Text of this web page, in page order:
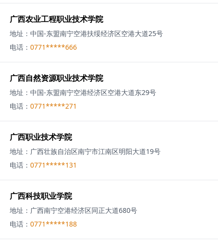
广西农业工程职业技术学院
地址： 中国-东盟南宁空港扶绥经济区空港大道25号
电话： 0771*****666
广西自然资源职业技术学院
地址： 中国-东盟南宁空港经济区空港大道东29号
电话： 0771*****271
广西职业技术学院
地址： 广西壮族自治区南宁市江南区明阳大道19号
电话： 0771*****131
广西科技职业学院
地址： 广西南宁空港经济区同正大道680号
电话： 0771*****188